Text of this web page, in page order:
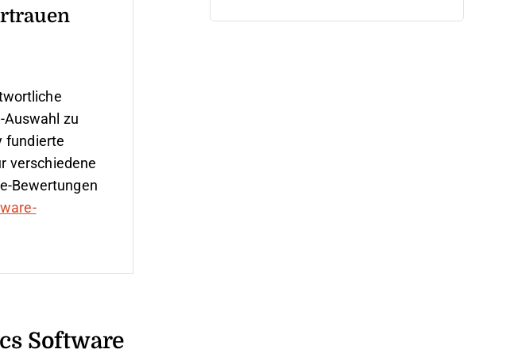
zu
fundierte
verschiedene
Bewertungen
Software
Kira